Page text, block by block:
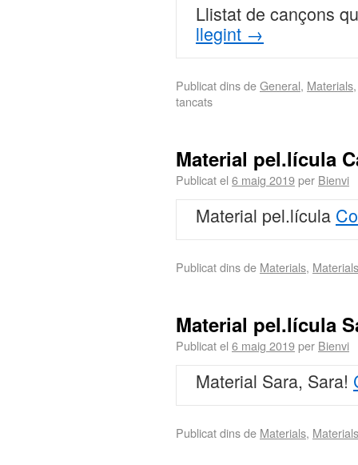
Llistat de cançons
llegint →
Publicat dins deGeneral, Materials
tancats
Material pel.lícula
Publicat el 6 maig 2019per Bienvi
Material pel.lícula
Publicat dins de Materials, Materials
Material pel.lícula
Publicat el 6 maig 2019per Bienvi
Material Sara, Sara!
Publicat dins de Materials, Materials